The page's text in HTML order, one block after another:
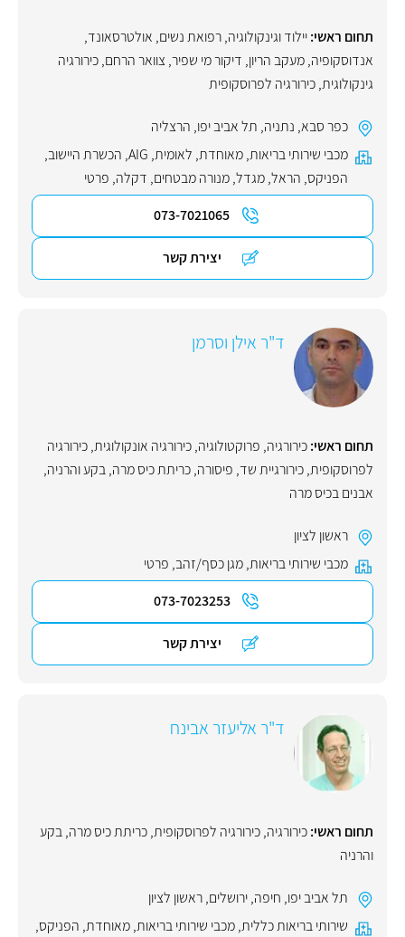
תחום ראשי:יילוד וגינקולוגיה, רפואת נשים, אולטרסאונד,
אנדוסקופיה,מעקב הריון, דיקור מי שפיר, צוואר הרחם,כירורגיה
גינקולוגית,כירורגיה לפרוסקופית
כפר סבא, נתניה, תל אביב יפו, הרצליה
מכבי שירותי בריאות,מאוחדת, לאומית,
AIG
, הכשרת היישוב,
הפניקס, הראל,מגדל,מנורה מבטחים, דקלה, פרטי
073-7021065
יצירת קשר
ד"ר אילן וסרמן
תחום ראשי:כירורגיה, פרוקטולוגיה,כירורגיה אונקולוגית,כירורגיה
לפרוסקופית,כירורגיית שד, פיסורה,כריתת כיס מרה,בקע והרניה,
אבנים בכיס מרה
ראשון לציון
מכבי שירותי בריאות,מגן כסף/זהב, פרטי
073-7023253
יצירת קשר
ד"ר אליעזר אבינח
תחום ראשי:כירורגיה,כירורגיה לפרוסקופית,כריתת כיס מרה,בקע
והרניה
תל אביב יפו, חיפה,ירושלים,ראשון לציון
שירותי בריאות כללית,מכבי שירותי בריאות,מאוחדת, הפניקס,